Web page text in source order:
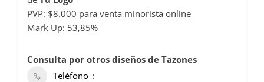
PVP: $8.000 para venta minorista online
Mark Up: 53,85%
Consulta por otros diseños de Tazones
Teléfono